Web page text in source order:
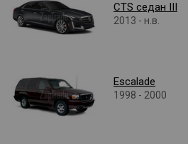
CTS седан III
2013 - н.в.
Escalade
1998 - 2000